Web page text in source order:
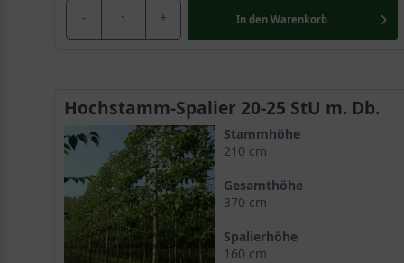
- + In den Warenkorb
Hochstamm-Spalier 20-25 StU m. Db.
Stammhöhe
210 cm
Gesamthöhe
370 cm
Spalierhöhe
160 cm